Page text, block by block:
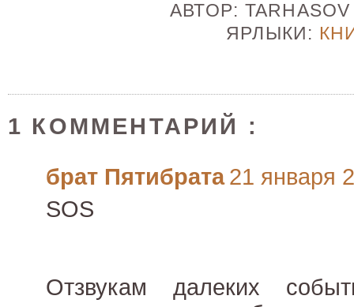
АВТОР:
ЯРЛЫКИ:
1 КОММЕНТАРИЙ :
брат Пятибрата 21 января
SOS
Отзвукам далеких